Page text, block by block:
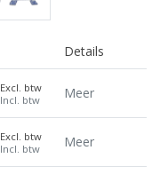
Details
Excl. btw
Incl. btw Meer
Excl. btw
Incl. btw Meer